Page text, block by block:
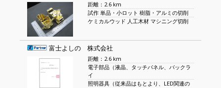
距離：2.6 km
試作 単品・小ロット 樹脂・アルミの切削
ケミカルウッド 人工木材 マシニング切削
富士よしの 株式会社
距離：2.6 km
電子部品（液晶、タッチパネル、バックラ
イ
照明器具（従来品はもとより、LED関連の